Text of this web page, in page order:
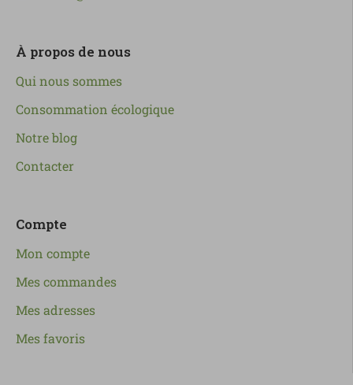
À propos de nous
Qui nous sommes
Consommation écologique
Notre blog
Contacter
Compte
Mon compte
Mes commandes
Mes adresses
Mes favoris